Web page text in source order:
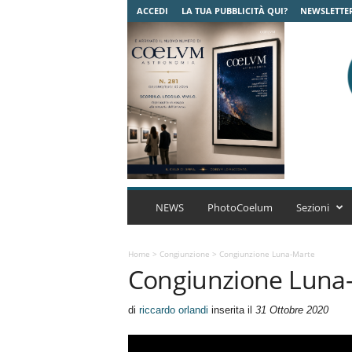
ACCEDI LA TUA PUBBLICITÀ QUI?
C
u
m
r
NEWS PhotoCoelum Sezioni
Home > Congiunzione > Congiunzione Luna-Marte
Congiunzione
di riccardo orlandi inserita il 31 Ottobre 2020